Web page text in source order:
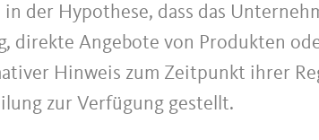
in der Hypothese, dass das
direkte Angebote von Produkten
Hinweis zum Zeitpunkt ihrer
zur Verfügung gestellt.